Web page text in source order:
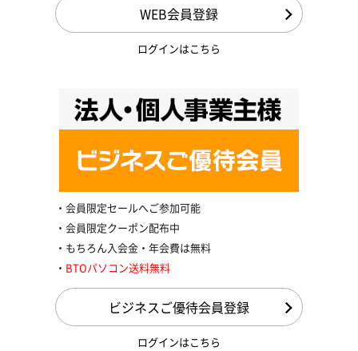
WEB会員登録
ログインはこちら
会員限定セールへご参加可能
会員限定クーポン配布中
もちろん入会金・年会費は無料
BTOパソコン送料無料
ビジネスご優待会員登録
ログインはこちら